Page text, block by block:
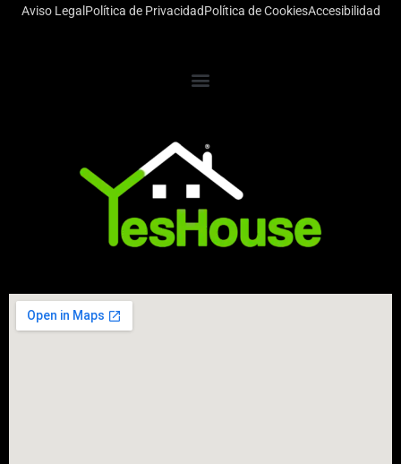
Aviso Legal Política de PrivacidadPolítica de CookiesAccesibilidad